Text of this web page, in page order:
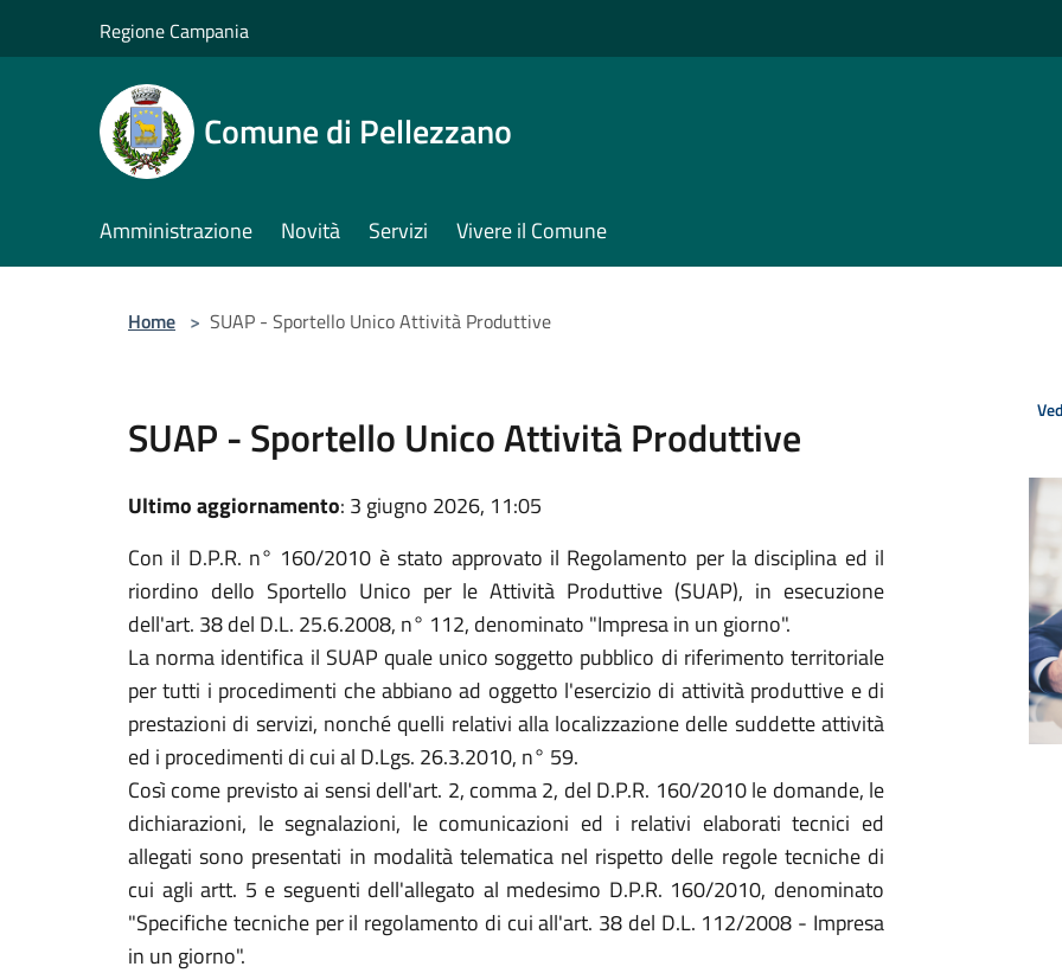
Regione Campania
Comune di Pellezzano
Amministrazione Novità Servizi Vivere il Comune
Home > SUAP - Sportello Unico Attività Produttive
SUAP - Sportello Unico Attività Produttive
Ultimo aggiornamento: 3 giugno 2026, 11:05
Con il D.P.R. n° 160/2010 è stato approvato il Regolamento per la disciplina ed il
riordino dello Sportello Unico per le Attività Produttive (SUAP), in esecuzione
dell'art. 38 del D.L. 25.6.2008, n° 112, denominato "Impresa in un giorno".
La norma identifica il SUAP quale unico soggetto pubblico di riferimento territoriale
per tutti i procedimenti che abbiano ad oggetto l'esercizio di attività produttive e di
prestazioni di servizi, nonché quelli relativi alla localizzazione delle suddette attività
ed i procedimenti di cui al D.Lgs. 26.3.2010, n° 59.
Così come previsto ai sensi dell'art. 2, comma 2, del D.P.R. 160/2010 le domande, le
dichiarazioni, le segnalazioni, le comunicazioni ed i relativi elaborati tecnici ed
allegati sono presentati in modalità telematica nel rispetto delle regole tecniche di
cui agli artt. 5 e seguenti dell'allegato al medesimo D.P.R. 160/2010, denominato
"Specifiche tecniche per il regolamento di cui all'art. 38 del D.L. 112/2008 - Impresa
in un giorno".